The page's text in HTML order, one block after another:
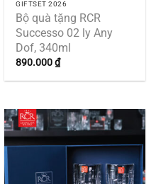
GIFTSET 2026
Bộ quà tặng RCR
Successo 02 ly Any
Dof, 340ml
890.000₫